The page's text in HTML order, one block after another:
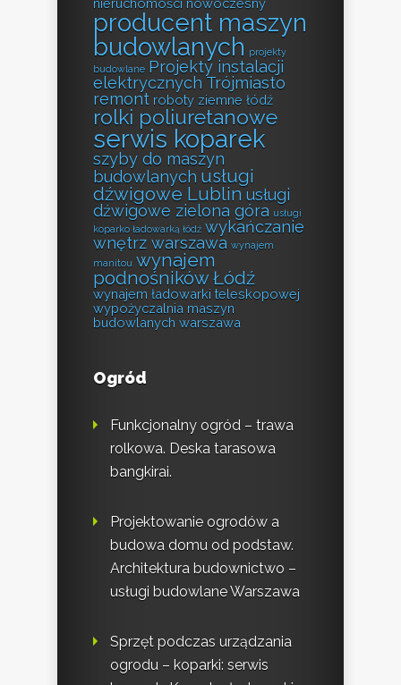
nieruchomości nowoczesny
producent maszyn
budowlanych projekty
budowlane Projekty instalacji
elektrycznych Trójmiasto
remont roboty ziemne łódź
rolki poliuretanowe
serwis koparek
szyby do maszyn
budowlanych usługi
dźwigowe Lublin usługi
dźwigowe zielona góra usługi
koparko ładowarką łódź wykańczanie
wnętrz warszawa wynajem
manitou wynajem
podnośników Łódź
wynajem ładowarki teleskopowej
wypożyczalnia maszyn
budowlanych warszawa
Ogród
Funkcjonalny ogród – trawa
rolkowa. Deska tarasowa
bangkirai.
Projektowanie ogrodów a
budowa domu od podstaw.
Architektura budownictwo –
usługi budowlane Warszawa
Sprzęt podczas urządzania
ogrodu – koparki: serwis